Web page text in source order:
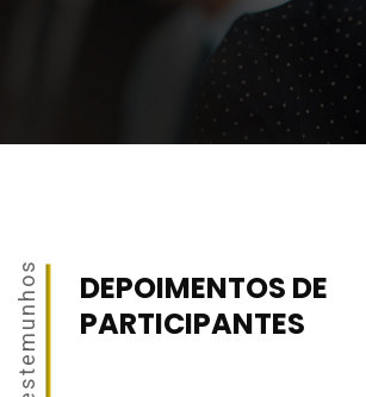
Testemunhos
DEPOIMENTOS DE
PARTICIPANTES